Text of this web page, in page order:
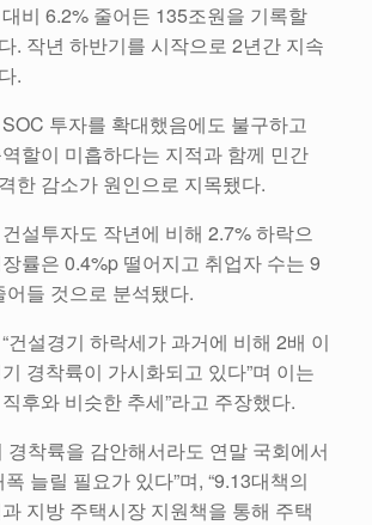
비 6.2% 줄어든 135조원을 기록할
. 작년 하반기를 시작으로 2년간 지속
.
투자를 확대했음에도 불구하고
할이 미흡하다는 지적과 함께 민간
한 감소가 원인으로 지목됐다.
설투자도 작년에 비해 2.7% 하락으
률은 0.4%p 떨어지고 취업자 수는 9
들 것으로 분석됐다.
건설경기 하락세가 과거에 비해 2배 이
경착륙이 가시화되고 있다”며 이는
후와 비슷한 추세”라고 주장했다.
경착륙을 감안해서라도 연말 국회에서
늘릴 필요가 있다”며, “9.13대책의
지방 주택시장 지원책을 통해 주택